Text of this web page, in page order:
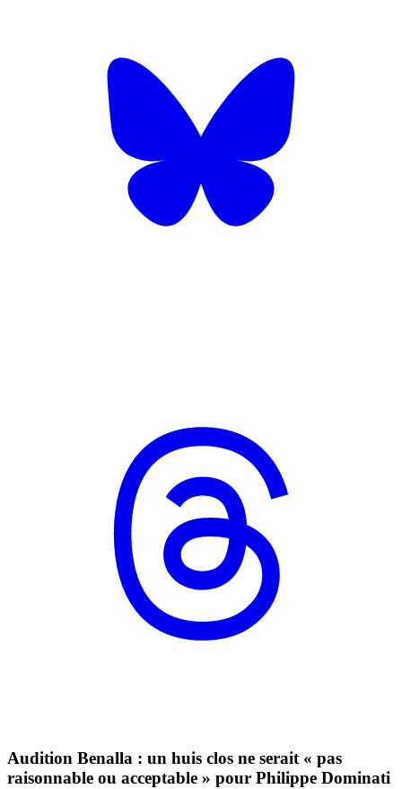
Audition Benalla : un huis clos ne serait « pas
raisonnable ou acceptable » pour Philippe Dominati